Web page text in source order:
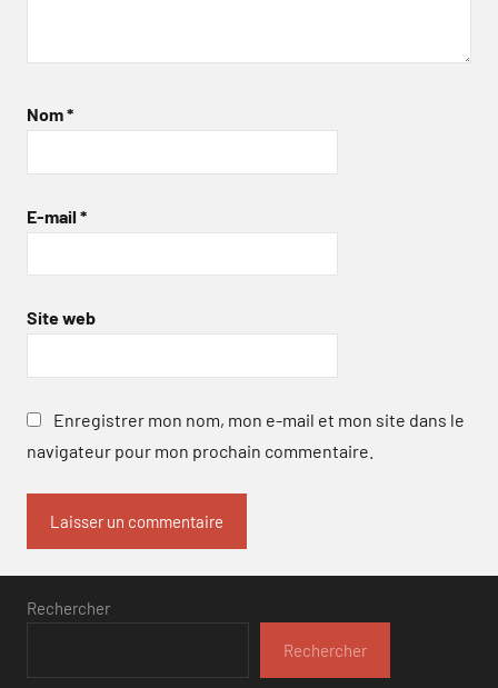
Nom*
E-mail *
Site web
Enregistrer mon nom, mon e-mail et mon site dans le
navigateur pour mon prochain commentaire.
Rechercher
Rechercher